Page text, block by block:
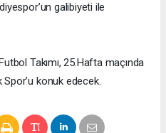
galibiyeti ile
Takımı, 25.Hafta maçında
konuk edecek.